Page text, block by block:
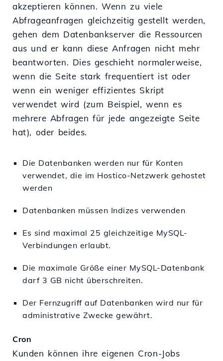
akzeptieren können. Wenn zu viele
Abfrageanfragen gleichzeitig gestellt werden,
gehen dem Datenbankserver die Ressourcen
aus und er kann diese Anfragen nicht mehr
beantworten. Dies geschieht normalerweise,
wenn die Seite stark frequentiert ist oder
wenn ein weniger effizientes Skript
verwendet wird (zum Beispiel, wenn es
mehrere Abfragen für jede angezeigte Seite
hat), oder beides.
Die Datenbanken werden nur für Konten
verwendet, die im Hostico-Netzwerk gehostet
werden
Datenbanken müssen Indizes verwenden
Es sind maximal 25 gleichzeitige MySQL-
Verbindungen erlaubt.
Die maximale Größe einer MySQL-Datenbank
darf 3 GB nicht überschreiten.
Der Fernzugriff auf Datenbanken wird nur für
administrative Zwecke gewährt.
Cron
Kunden können ihre eigenen Cron-Jobs